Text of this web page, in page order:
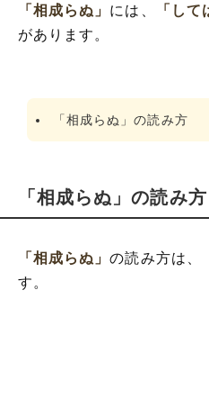
「相成らぬ」 には、 「して
があります。
「相成らぬ」の読み方
「相成らぬ」の読み方
「相成らぬ」の読み方は、
す。